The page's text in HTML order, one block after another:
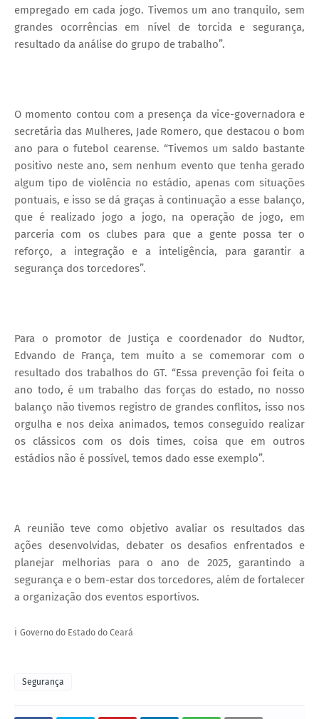
empregado em cada jogo. Tivemos um ano tranquilo, sem
grandes ocorrências em nível de torcida e segurança,
resultado da análise do grupo de trabalho”.
O momento contou com a presença da vice-governadora e
secretária das Mulheres, Jade Romero, que destacou o bom
ano para o futebol cearense. “Tivemos um saldo bastante
positivo neste ano, sem nenhum evento que tenha gerado
algum tipo de violência no estádio, apenas com situações
pontuais, e isso se dá graças à continuação a esse balanço,
que é realizado jogo a jogo, na operação de jogo, em
parceria com os clubes para que a gente possa ter o
reforço, a integração e a inteligência, para garantir a
segurança dos torcedores”.
Para o promotor de Justiça e coordenador do Nudtor,
Edvando de França, tem muito a se comemorar com o
resultado dos trabalhos do GT. “Essa prevenção foi feita o
ano todo, é um trabalho das forças do estado, no nosso
balanço não tivemos registro de grandes conflitos, isso nos
orgulha e nos deixa animados, temos conseguido realizar
os clássicos com os dois times, coisa que em outros
estádios não é possível, temos dado esse exemplo”.
A reunião teve como objetivo avaliar os resultados das
ações desenvolvidas, debater os desaﬁos enfrentados e
planejar melhorias para o ano de 2025, garantindo a
segurança e o bem-estar dos torcedores, além de fortalecer
a organização dos eventos esportivos.
ℹ️ Governo do Estado do Ceará
Segurança